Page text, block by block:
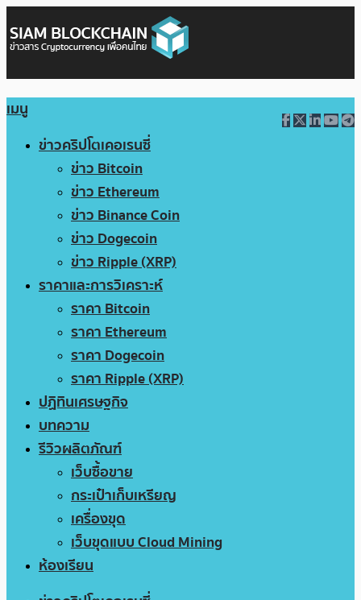
เมนู
ข่าวคริปโตเคอเรนซี่
ข่าว Bitcoin
ข่าว Ethereum
ข่าว Binance Coin
ข่าว Dogecoin
ข่าว Ripple (XRP)
ราคาและการวิเคราะห์
ราคา Bitcoin
ราคา Ethereum
ราคา Dogecoin
ราคา Ripple (XRP)
ปฏิทินเศรษฐกิจ
บทความ
รีวิวผลิตภัณฑ์
เว็บซื้อขาย
กระเป๋าเก็บเหรียญ
เครื่องขุด
เว็บขุดแบบ Cloud Mining
ห้องเรียน